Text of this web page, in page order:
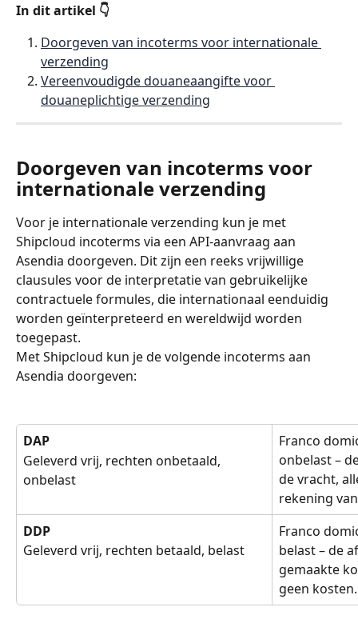
In dit artikel 👇
Doorgeven van incoterms voor internationale
verzending
Vereenvoudigde douaneaangifte voor
douaneplichtige verzending
Doorgeven van incoterms voor
internationale verzending
Voor je internationale verzending kun je met
Shipcloud incoterms via een API-aanvraag aan
Asendia doorgeven. Dit zijn een reeks vrijwillige
clausules voor de interpretatie van gebruikelijke
contractuele formules, die internationaal eenduidig
worden geïnterpreteerd en wereldwijd worden
toegepast.
Met Shipcloud kun je de volgende incoterms aan
Asendia doorgeven:
DAP
Geleverd vrij, rechten onbetaald,
onbelast
Franco
onbelast –
de vracht,
rekening
DDP
Geleverd vrij, rechten betaald, belast
Franco
belast – de
gemaakte
geen